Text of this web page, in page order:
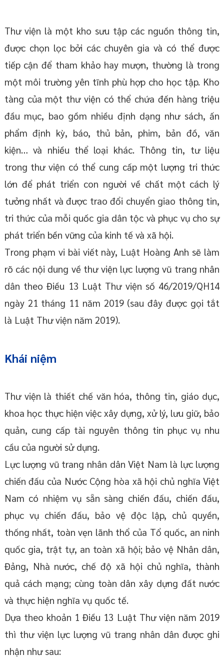
Thư viện là một kho sưu tập các nguồn thông tin,
được chọn lọc bởi các chuyên gia và có thể được
tiếp cận để tham khảo hay mượn, thường là trong
một môi trường yên tĩnh phù hợp cho học tập. Kho
tàng của một thư viện có thể chứa đến hàng triệu
đầu mục, bao gồm nhiều định dạng như sách, ấn
phẩm định kỳ, báo, thủ bản, phim, bản đồ, văn
kiện… và nhiều thể loại khác. Thông tin, tư liệu
trong thư viện có thể cung cấp một lượng tri thức
lớn để phát triển con người về chất một cách lý
tưởng nhất và được trao đổi chuyển giao thông tin,
tri thức của mỗi quốc gia dân tộc và phục vụ cho sự
phát triển bền vững của kinh tế và xã hội.
Trong phạm vi bài viết này, Luật Hoàng Anh sẽ làm
rõ các nội dung về thư viện lực lượng vũ trang nhân
dân theo Điều 13 Luật Thư viện số 46/2019/QH14
ngày 21 tháng 11 năm 2019 (sau đây được gọi tắt
là Luật Thư viện năm 2019).
Khái niệm
Thư viện là thiết chế văn hóa, thông tin, giáo dục,
khoa học thực hiện việc xây dựng, xử lý, lưu giữ, bảo
quản, cung cấp tài nguyên thông tin phục vụ nhu
cầu của người sử dụng.
Lực lượng vũ trang nhân dân Việt Nam là lực lượng
chiến đấu của Nước Cộng hòa xã hội chủ nghĩa Việt
Nam có nhiệm vụ sẵn sàng chiến đấu, chiến đấu,
phục vụ chiến đấu, bảo vệ độc lập, chủ quyền,
thống nhất, toàn vẹn lãnh thổ của Tổ quốc, an ninh
quốc gia, trật tự, an toàn xã hội; bảo vệ Nhân dân,
Đảng, Nhà nước, chế độ xã hội chủ nghĩa, thành
quả cách mạng; cùng toàn dân xây dựng đất nước
và thực hiện nghĩa vụ quốc tế.
Dựa theo khoản 1 Điều 13 Luật Thư viện năm 2019
thì thư viện lực lượng vũ trang nhân dân được ghi
nhận như sau: